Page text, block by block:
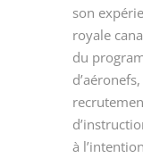
son
royale
du
à